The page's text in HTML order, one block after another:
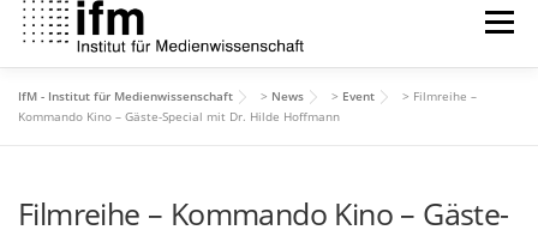
Inhalt
springen
Menü
HOME NEWS KALENDER
INSTITUT FORSCHUNG DOWNLOADS
IfM - Institut für Medienwissenschaft > News > Event > Filmreihe –
Kommando Kino – Gäste-Special mit Dr. Hilde Hoffmann
Filmreihe – Kommando Kino – Gäste-